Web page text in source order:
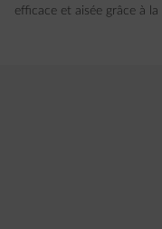
efficace et aisée grâce à la